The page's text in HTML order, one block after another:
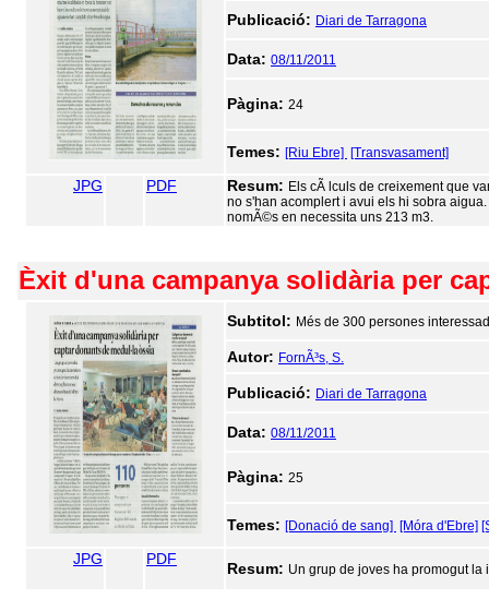
Publicació: Diari de Tarragona
Data: 08/11/2011
Pàgina: 24
Temes: [Riu Ebre] [Transvasament]
JPG PDF Resum: Els cÃ lculs de creixement que
no s'han acomplert i avui els hi sobra
nomÃ©s en necessita uns 213 m3.
Èxit d'una campanya solidària per
Subtitol: Més de 300 persones
Autor: FornÃ³s, S.
Publicació: Diari de Tarragona
Data: 08/11/2011
Pàgina: 25
Temes: [Donació de sang] [Móra d'Ebre]
JPG PDF
Resum: Un grup de joves ha promogut la